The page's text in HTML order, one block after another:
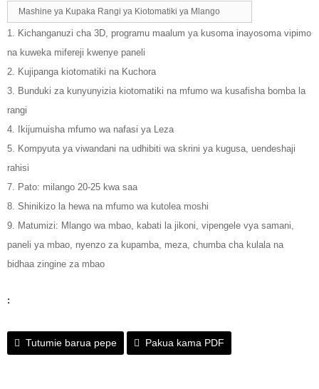
Mashine ya Kupaka Rangi ya Kiotomatiki ya Mlango
1. Kichanganuzi cha 3D, programu maalum ya kusoma inayosoma vipimo
na kuweka mifereji kwenye paneli
2. Kujipanga kiotomatiki na Kuchora
3. Bunduki za kunyunyizia kiotomatiki na mfumo wa kusafisha bomba la
rangi
4. Ikijumuisha mfumo wa nafasi ya Leza
5. Kompyuta ya viwandani na udhibiti wa skrini ya kugusa, uendeshaji
rahisi
7. Pato: milango 20-25 kwa saa
8. Shinikizo la hewa na mfumo wa kutolea moshi
9. Matumizi: Mlango wa mbao, kabati la jikoni, vipengele vya samani,
paneli ya mbao, nyenzo za kupamba, meza, chumba cha kulala na
bidhaa zingine za mbao
:
Tutumie barua pepe Pakua kama PDF